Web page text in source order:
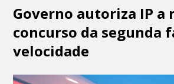
Governo autoriza IP a
concurso da segunda
velocidade